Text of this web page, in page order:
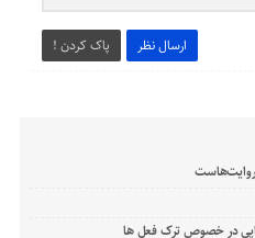
ارسال نظر پاک کردن !
روایت‌هاست